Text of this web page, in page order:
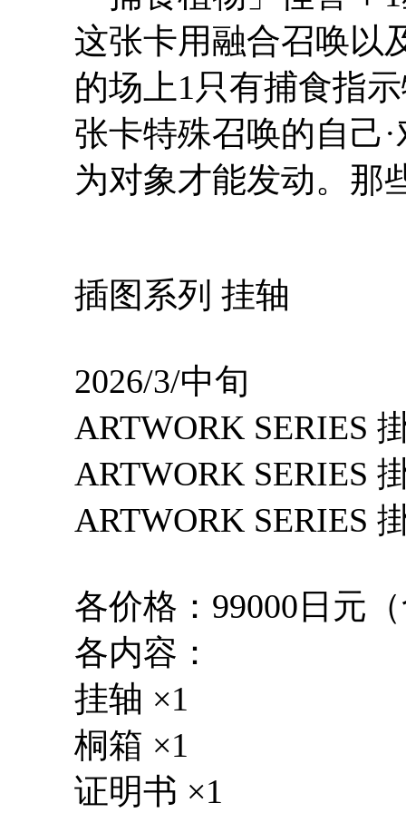
这张卡用融合召唤以
的场上1只有捕食指
张卡特殊召唤的自己
为对象才能发动。那
插图系列 挂轴
2026/3/中旬
ARTWORK SERIES
ARTWORK SERIES
ARTWORK SERIES
各价格：99000日元
各内容：
挂轴 ×1
桐箱 ×1
证明书 ×1